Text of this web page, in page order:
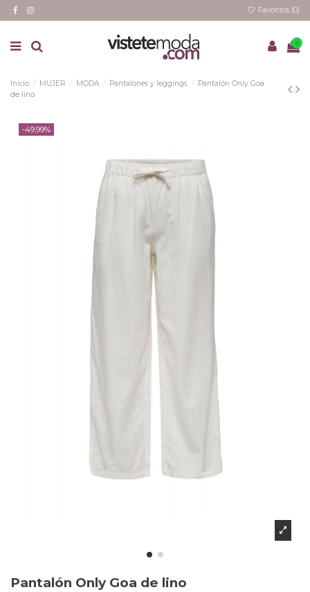
Favoritos (0)
0
Inicio MUJER MODA Pantalones y leggings
Pantalón Only Goa
de lino
-49,99%
Pantalón Only Goa de lino